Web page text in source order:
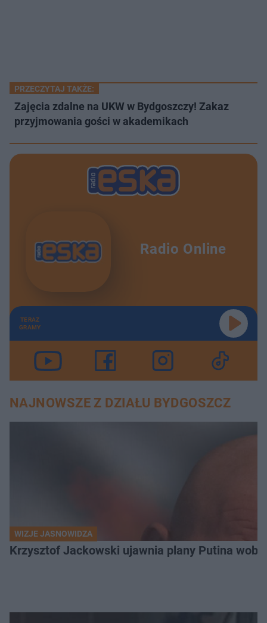
PRZECZYTAJ TAKŻE:
Zajęcia zdalne na UKW w Bydgoszczy! Zakaz
przyjmowania gości w akademikach
Radio Online
TERAZ
GRAMY
NAJNOWSZE Z DZIAŁU BYDGOSZCZ
WIZJE JASNOWIDZA
Krzysztof Jackowski ujawnia plany Putina